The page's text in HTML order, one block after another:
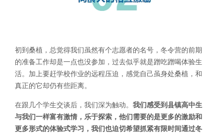
初到桑植，总觉得我们虽然有个志愿者的名号，冬令营的前期
的准备工作却是一点也没参加，过去似乎就是蹭吃蹭喝体验生
活。加上要赶学校作业的远程压迫，感觉自己虽身处桑植，和
真正的它却仍有些距离。
在跟几个学生交谈后，我们深为触动。 我们感受到县镇高中生
与我们一样富有激情，乐于探索，他们需要的是更多的激励和
更多形式的体验式学习，我们也迫切希望抓紧有限时间通过冬